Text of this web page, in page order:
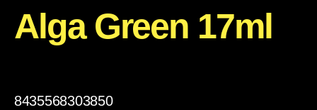
Alga Green 17ml
8435568303850